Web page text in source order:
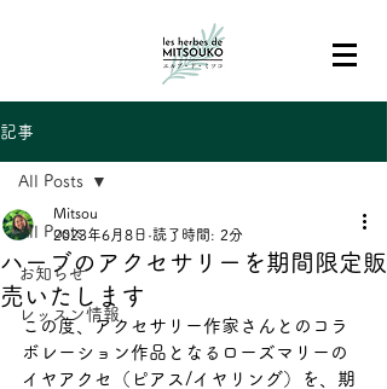
記事
All Posts
お知らせ
レッスン情報
All Posts
ハーブのアクセサリーを期間限定販
売いたします
Mitsou
2023年6月8日 読了時間: 2分
この度、アクセサリー作家さんとのコラ
ボレーション作品となるローズマリーの
イヤアクセ（ピアス/イヤリング）を、期